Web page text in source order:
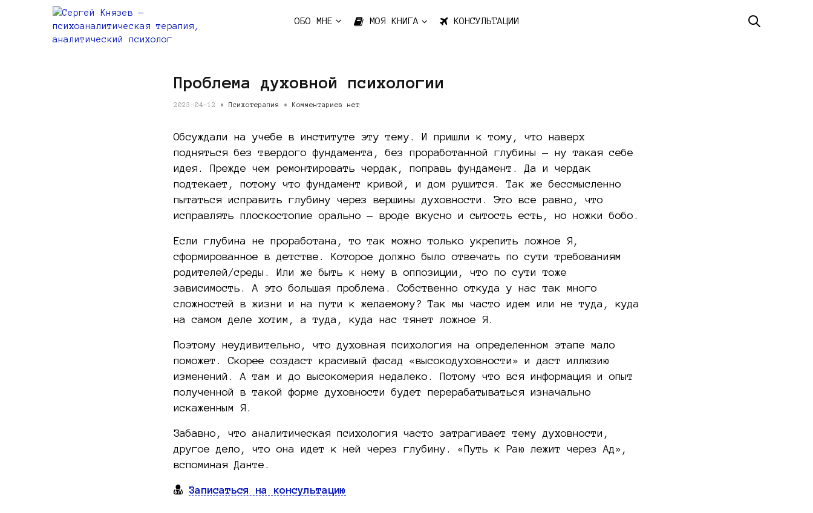
ОБО МНЕ МОЯ КНИГА КОНСУЛЬТАЦИИ
Проблема духовной психологии
2023-04-12 • Психотерапия • Комментариев нет
Обсуждали на учебе в институте эту тему. И пришли к тому, что наверх
подняться без твердого фундамента, без проработанной глубины — ну такая себе
идея. Прежде чем ремонтировать чердак, поправь фундамент. Да и чердак
подтекает, потому что фундамент кривой, и дом рушится. Так же бессмысленно
пытаться исправить глубину через вершины духовности. Это все равно, что
исправлять плоскостопие орально — вроде вкусно и сытость есть, но ножки бобо.
Если глубина не проработана, то так можно только укрепить ложное Я,
сформированное в детстве. Которое должно было отвечать по сути требованиям
родителей/среды. Или же быть к нему в оппозиции, что по сути тоже
зависимость. А это большая проблема. Собственно откуда у нас так много
сложностей в жизни и на пути к желаемому? Так мы часто идем или не туда, куда
на самом деле хотим, а туда, куда нас тянет ложное Я.
Поэтому неудивительно, что духовная психология на определенном этапе мало
поможет. Скорее создаст красивый фасад «высокодуховности» и даст иллюзию
изменений. А там и до высокомерия недалеко. Потому что вся информация и опыт
полученной в такой форме духовности будет перерабатываться изначально
искаженным Я.
Забавно, что аналитическая психология часто затрагивает тему духовности,
другое дело, что она идет к ней через глубину. «Путь к Раю лежит через Ад»,
вспоминая Данте.
Записаться на консультацию